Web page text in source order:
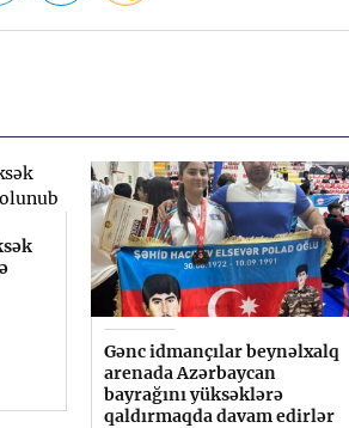
Gənc idmançılar beynəlxalq
arenada Azərbaycan
bayrağını yüksəklərə
qaldırmaqda davam edirlər